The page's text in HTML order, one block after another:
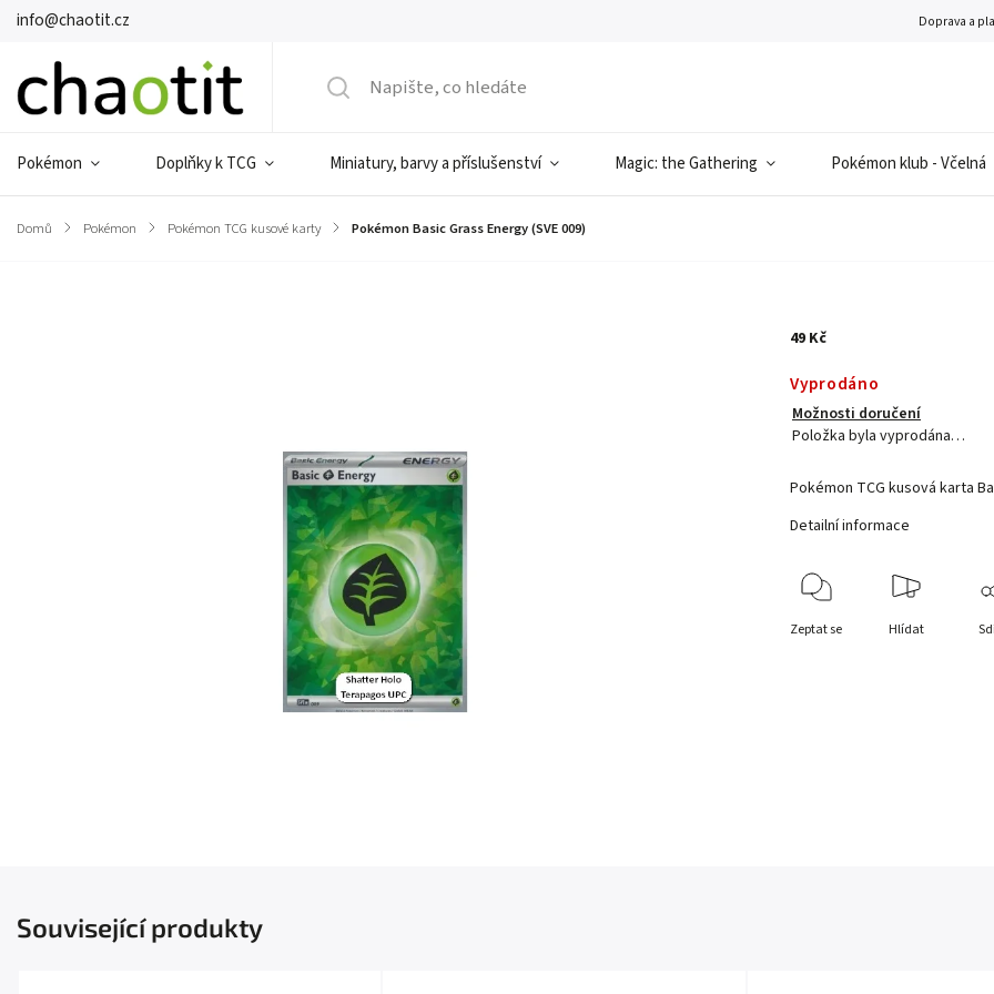
info@chaotit.cz Doprava a
Pokémon Doplňky k TCG Miniatury, barvy a příslušenství Magic: the Gathering Pokémon klub - Včelná
Domů / Pokémon / Pokémon TCG kusové karty / Pokémon Basic Grass Energy (SVE 009)
49 Kč
Vyprodáno
Možnosti doručení
Položka byla vyprodána…
Pokémon TCG kusová karta
Detailní informace
Zeptat se Hlídat
Související produkty